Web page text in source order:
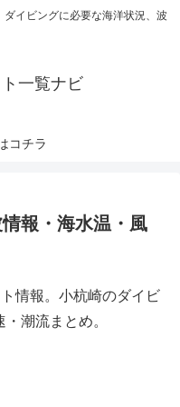
イビングに必要な海洋状況、波
一覧ナビ
コチラ
報・海水温・風
情報。小杭崎のダイビ
潮流まとめ。